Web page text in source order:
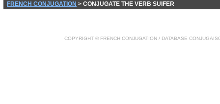
FRENCH CONJUGATION > CONJUGATE THE VERB SUIFER
COPYRIGHT © FRENCH CONJUGATION / DATABASE